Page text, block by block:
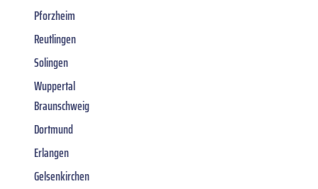
Pforzheim
Reutlingen
Solingen
Wuppertal
Braunschweig
Dortmund
Erlangen
Gelsenkirchen